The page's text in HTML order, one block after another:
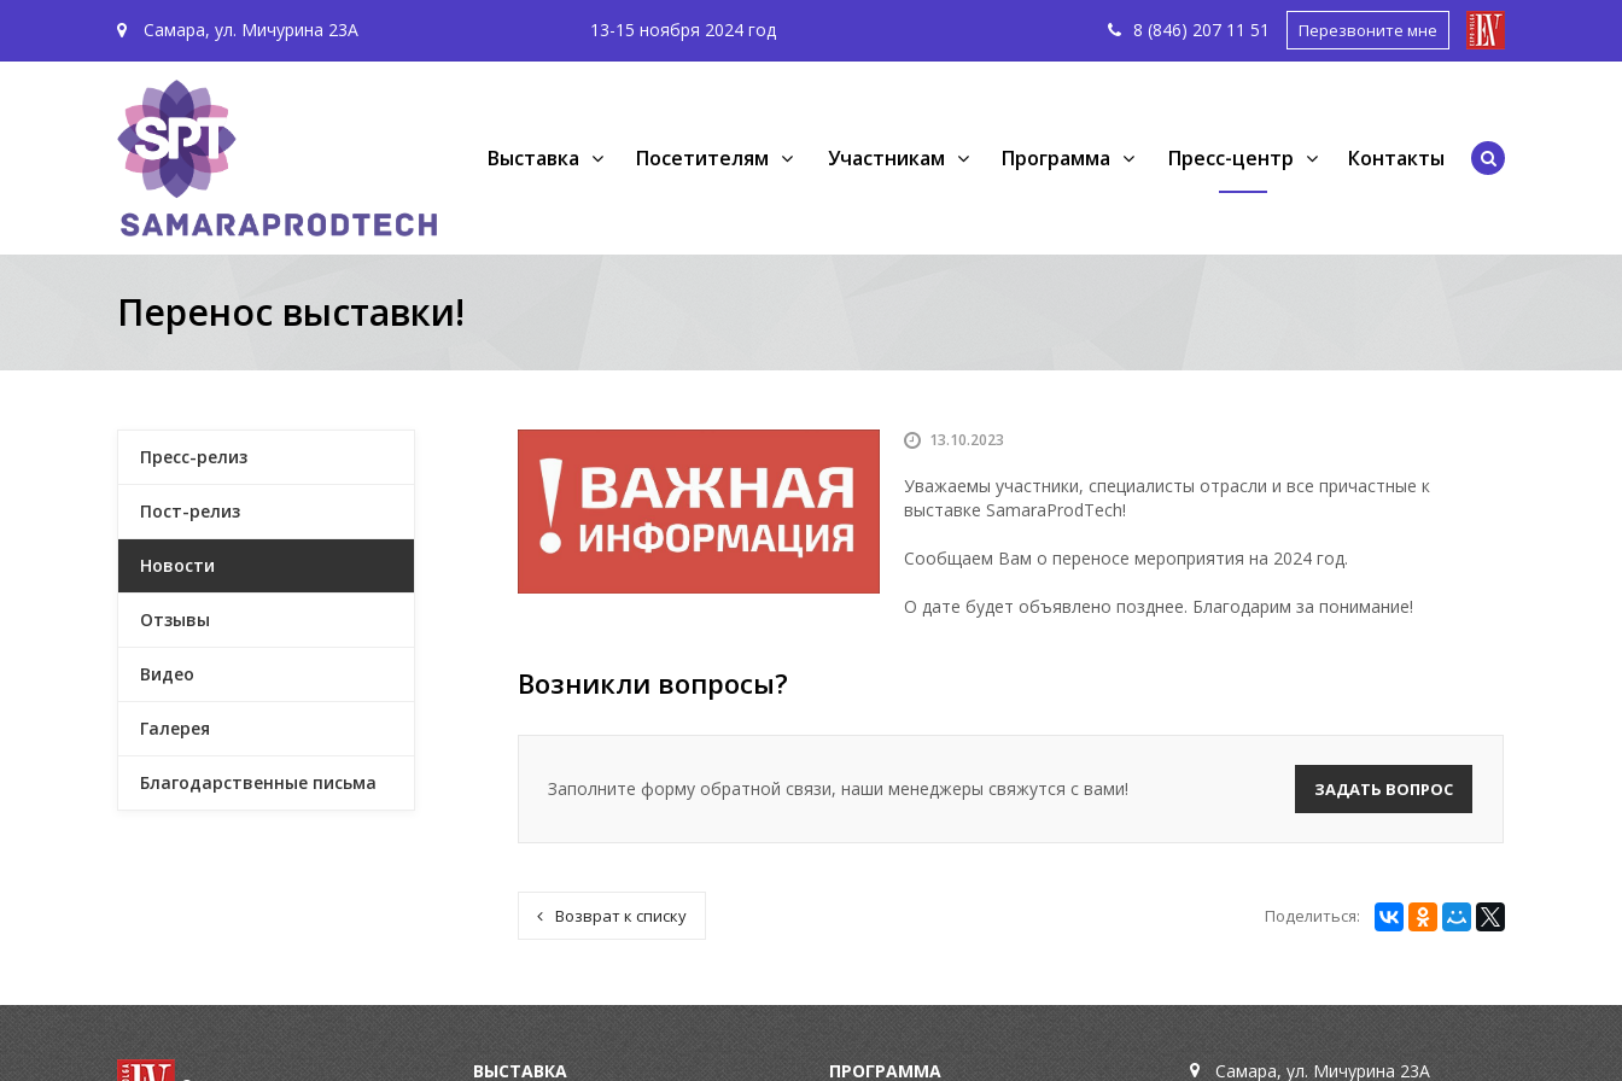
Самара, ул. Мичурина 23А 13-15 ноября 2024 год 8 (846) 207 11 51 Перезвоните мне
Выставка Посетителям Участникам Программа Пресс-центр Контакты
Перенос выставки!
13.10.2023
Уважаемы участники, специалисты отрасли и все причастные к
выставке SamaraProdTech!
Сообщаем Вам о переносе мероприятия на 2024 год.
О дате будет объявлено позднее. Благодарим за понимание!
Возникли вопросы?
Заполните форму обратной связи, наши менеджеры свяжутся с вами! ЗАДАТЬ ВОПРОС
Возврат к списку Поделиться:
Пресс-релиз
Пост-релиз
Новости
Отзывы
Видео
Галерея
Благодарственные письма
ВЫСТАВКА ПРОГРАММА Самара, ул. Мичурина 23А